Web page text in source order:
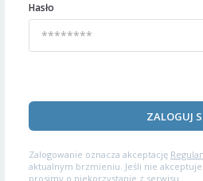
Hasło
ZALOGUJ
Zalogowanie oznacza akceptację
aktualnym brzmieniu. Jeśli nie
prosimy o niekorzystanie z serwisu.